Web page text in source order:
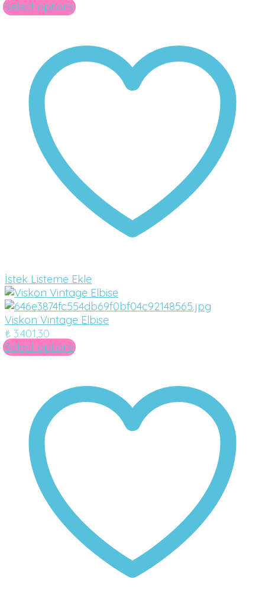
Select options
İstek Listeme Ekle
Viskon Vintage Elbise
₺ 3.401,30
Select options